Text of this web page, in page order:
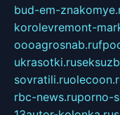
bud-em-
korolevremont-
oooagrosnab.ru
ukrasotki.ru
sovratili.ru
rbc-news.ruporno-